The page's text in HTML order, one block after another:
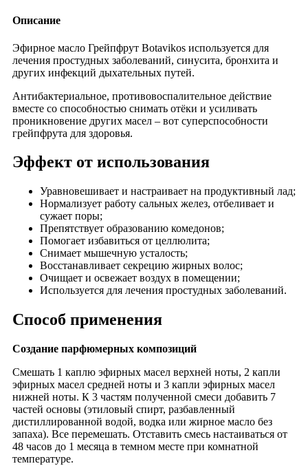
Описание
Эфирное масло Грейпфрут Botavikos используется для
лечения простудных заболеваний, синусита, бронхита и
других инфекций дыхательных путей.
Антибактериальное, противовоспалительное действие
вместе со способностью снимать отёки и усиливать
проникновение других масел – вот суперспособности
грейпфрута для здоровья.
Эффект от использования
Уравновешивает и настраивает на продуктивный лад;
Нормализует работу сальных желез, отбеливает и
сужает поры;
Препятствует образованию комедонов;
Помогает избавиться от целлюлита;
Снимает мышечную усталость;
Восстанавливает секрецию жирных волос;
Очищает и освежает воздух в помещении;
Используется для лечения простудных заболеваний.
Способ применения
Создание парфюмерных композиций
Смешать 1 каплю эфирных масел верхней ноты, 2 капли
эфирных масел средней ноты и 3 капли эфирных масел
нижней ноты. К 3 частям полученной смеси добавить 7
частей основы (этиловый спирт, разбавленный
дистиллированной водой, водка или жирное масло без
запаха). Все перемешать. Отставить смесь настаиваться от
48 часов до 1 месяца в темном месте при комнатной
температуре.